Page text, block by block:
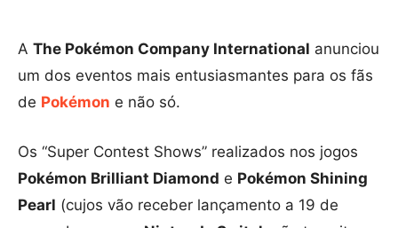
A The Pokémon Company International anunciou
um dos eventos mais entusiasmantes para os fãs
de Pokémon e não só.
Os “Super Contest Shows” realizados nos jogos
Pokémon Brilliant Diamond e Pokémon Shining
Pearl (cujos vão receber lançamento a 19 de